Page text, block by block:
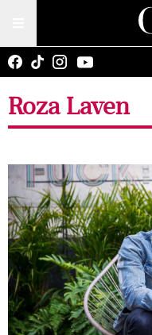
Roza Laven